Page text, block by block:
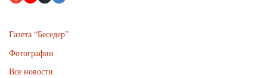
Газета “Беседер”
Фотографии
Все новости